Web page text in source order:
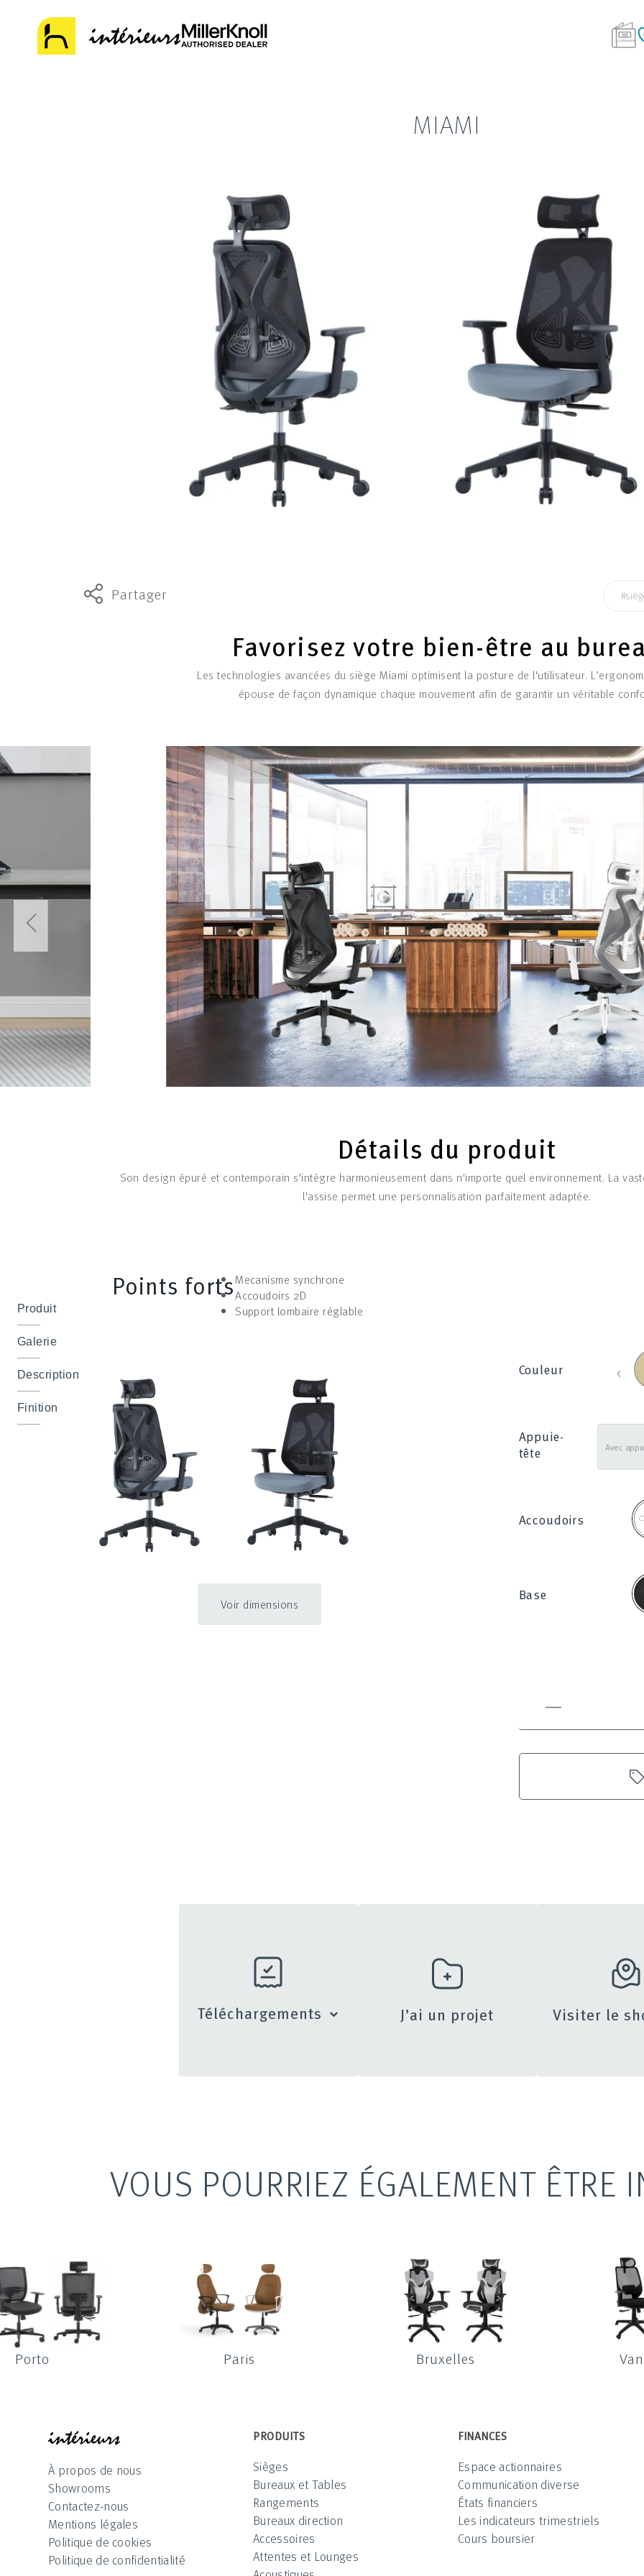
Produit
Galerie
Description
Finition
MIAMI
Partager
Favorisez votre bien-être au
Les technologies avancées du siège Miami optimisent la posture de l'utilisateur.
épouse de façon dynamique chaque mouvement afin de garantir un véritable
Détails du produit
Son design épuré et contemporain s'intègre harmonieusement dans n'importe quel environnement. La
l'assise permet une personnalisation parfaitement adaptée.
Points fortsMecanisme synchrone
Accoudoirs 2D
Support lombaire réglable
Voir dimensions
Couleur
_
‹
Appuie-
tête
Accoudoirs
Base
Téléchargements J’ai un projet Visiter le
VOUS POURRIEZ ÉGALEMENT ÊTRE
Porto Paris Bruxelles
À propos de nous
Showrooms
Contactez-nous
Mentions légales
Politique de cookies
Politique de confidentialité
PRODUITS
Sièges
Bureaux et Tables
Rangements
Bureaux direction
Accessoires
Attentes et Lounges
FINANCES
Espace actionnaires
Communication diverse
États financiers
Les indicateurs trimestriels
Cours boursier